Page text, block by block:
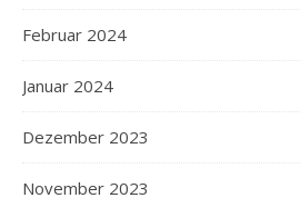
Februar 2024
Januar 2024
Dezember 2023
November 2023